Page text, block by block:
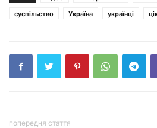
суспільство
Україна українці
попередня стаття